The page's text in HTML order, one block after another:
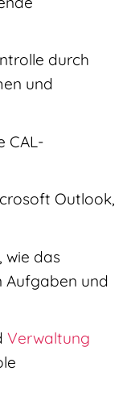
durch
und
CAL-
Outlook,
wie das
Aufgaben und
Verwaltung